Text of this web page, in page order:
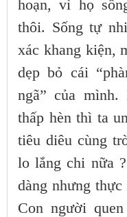
hoạn, vì họ
thôi. Sống tự
xác khang kiện,
dẹp bỏ cái
ngã” của
thấp hèn thì ta
tiêu diêu cùng
lo lắng chi nữa
dàng nhưng
Con người